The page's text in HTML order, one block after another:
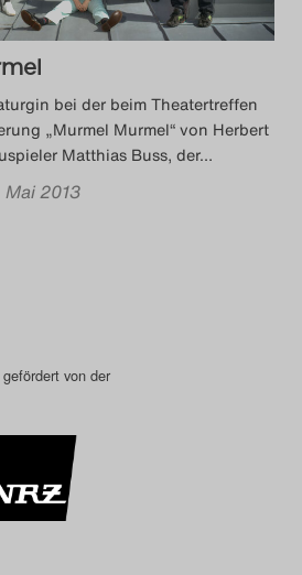
Blog
2019
Blog
2020
Blog
2022
2023
Blog
bei der beim Theatertreffen
„Murmel Murmel“ von Herbert
Matthias Buss, der…
Mai 2013
von der